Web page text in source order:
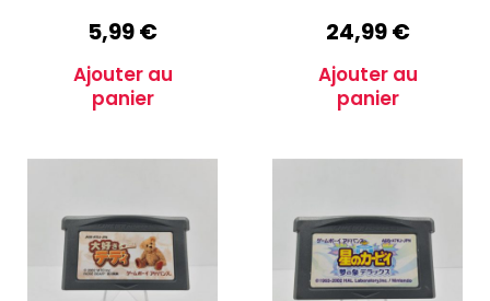
5,99€
Ajouter au
panier
24,99€
Ajouter au
panier